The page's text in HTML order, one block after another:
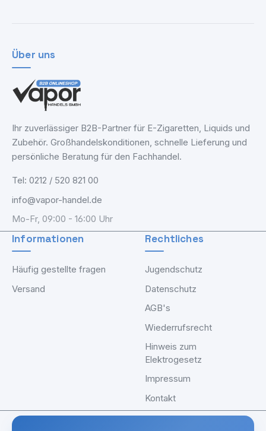
Über uns
Ihr zuverlässiger B2B-Partner für E-Zigaretten, Liquids und
Zubehör. Großhandelskonditionen, schnelle Lieferung und
persönliche Beratung für den Fachhandel.
Tel: 0212 / 520 821 00
info@vapor-handel.de
Mo-Fr, 09:00 - 16:00 Uhr
Informationen
Häufig gestellte fragen
Versand
Rechtliches
Jugendschutz
Datenschutz
AGB's
Wiederrufsrecht
Hinweis zum
Elektrogesetz
Impressum
Kontakt